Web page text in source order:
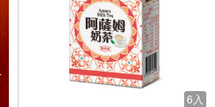
6入